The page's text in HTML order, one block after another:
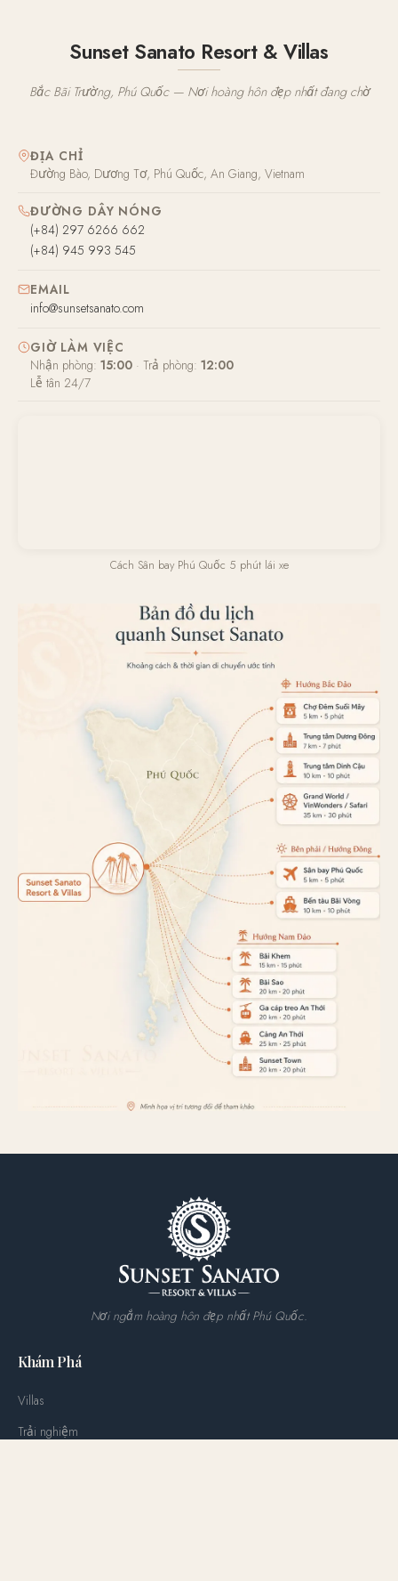
Sunset Sanato Resort & Villas
Bắc Bãi Trường, Phú Quốc — Nơi hoàng hôn đẹp nhất đang chờ
ĐỊA CHỈ
Đường Bào, Dương Tơ, Phú Quốc, An Giang, Vietnam
ĐƯỜNG DÂY NÓNG
(+84) 297 6266 662
(+84) 945 993 545
EMAIL
info@sunsetsanato.com
GIỜ LÀM VIỆC
Nhận phòng: 15:00 · Trả phòng: 12:00
Lễ tân 24/7
Cách Sân bay Phú Quốc 5 phút lái xe
Nơi ngắm hoàng hôn đẹp nhất Phú Quốc.
Khám Phá
Villas
Trải nghiệm